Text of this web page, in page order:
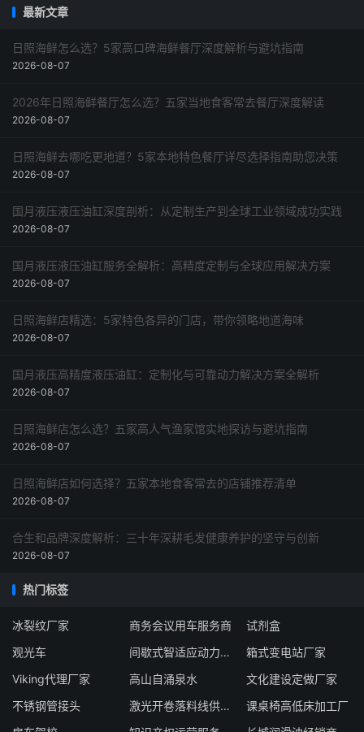
最新文章
日照海鲜怎么选？5家高口碑海鲜餐厅深度解析与避坑指南
2026-08-07
2026年日照海鲜餐厅怎么选？五家当地食客常去餐厅深度解读
2026-08-07
日照海鲜去哪吃更地道？5家本地特色餐厅详尽选择指南助您决策
2026-08-07
国月液压液压油缸深度剖析：从定制生产到全球工业领域成功实践
2026-08-07
国月液压液压油缸服务全解析：高精度定制与全球应用解决方案
2026-08-07
日照海鲜店精选：5家特色各异的门店，带你领略地道海味
2026-08-07
国月液压高精度液压油缸：定制化与可靠动力解决方案全解析
2026-08-07
日照海鲜店怎么选？五家高人气渔家馆实地探访与避坑指南
2026-08-07
日照海鲜店如何选择？五家本地食客常去的店铺推荐清单
2026-08-07
合生和品牌深度解析：三十年深耕毛发健康养护的坚守与创新
2026-08-07
热门标签
冰裂纹厂家 商务会议用车服务商
试剂盒
观光车
间歇式智适应动力模块生产厂家
箱式变电站厂家
Viking代理厂家
高山自涌泉水
文化建设定做厂家
不锈钢管接头
激光开卷落料线供应商
课桌椅高低床加工厂